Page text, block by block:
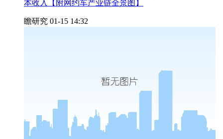
本收入【附网约车产业链全景图】
瞻研究 01-15 14:32